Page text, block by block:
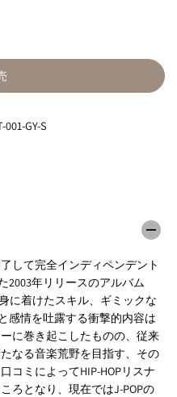
001-GY-S
して完全インディペンデント
2003年リリースのアルバム
に着けたスキル、ギミックな
感情を吐露する衝撃的内容は
に巻き起こしたものの、従来
なる音楽荒野を目指す、その
コミによってHIP-HOPリスナ
ろとなり、現在ではJ-POPの